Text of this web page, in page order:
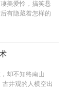
余做任务 男主：
多，可不敢实
意谈恋爱。
美爱怜，搞笑悬
有隐藏着怎样的
却不知终南山
井观的人横空出